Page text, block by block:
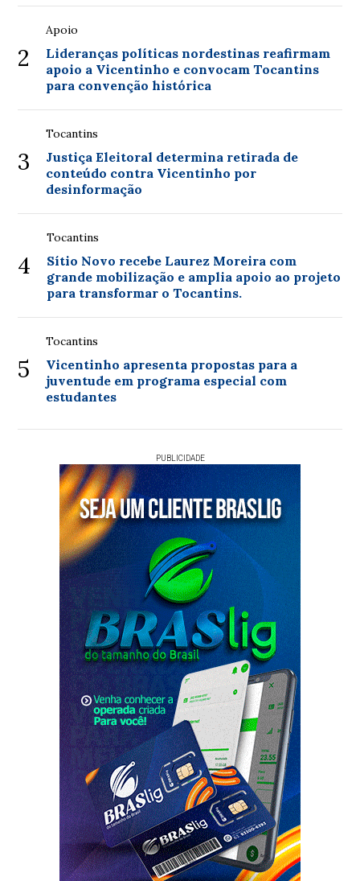
2
Apoio
Lideranças políticas nordestinas reafirmam
apoio a Vicentinho e convocam Tocantins
para convenção histórica
3
Tocantins
Justiça Eleitoral determina retirada de
conteúdo contra Vicentinho por
desinformação
4
Tocantins
Sítio Novo recebe Laurez Moreira com
grande mobilização e amplia apoio ao projeto
para transformar o Tocantins.
5
Tocantins
Vicentinho apresenta propostas para a
juventude em programa especial com
estudantes
PUBLICIDADE